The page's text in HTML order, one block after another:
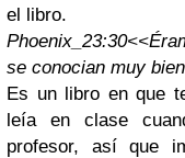
el libro.
Phoenix_23:30
se conocian muy
Es un libro en que
leía en clase
profesor, así que